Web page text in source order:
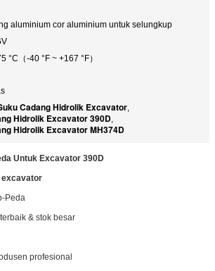
aluminium cor aluminium untuk selungkup
°C（-40 °F ~ +167 °F）
Cadang Hidrolik Excavator,
Hidrolik Excavator 390D,
Hidrolik Excavator MH374D
Untuk Excavator 390D
excavator
Peda
& stok besar
profesional